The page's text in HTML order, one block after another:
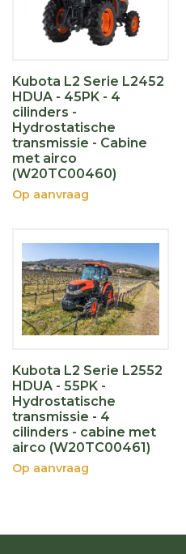
Kubota L2 Serie L2452
HDUA - 45PK - 4
cilinders -
Hydrostatische
transmissie - Cabine
met airco
(W20TC00460)
Op aanvraag
Kubota L2 Serie L2552
HDUA - 55PK -
Hydrostatische
transmissie - 4
cilinders - cabine met
airco (W20TC00461)
Op aanvraag